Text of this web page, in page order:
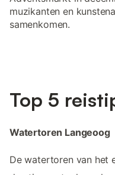
muzikanten en
samenkomen.
Top 5
Watertoren Langeoog
De watertoren van het